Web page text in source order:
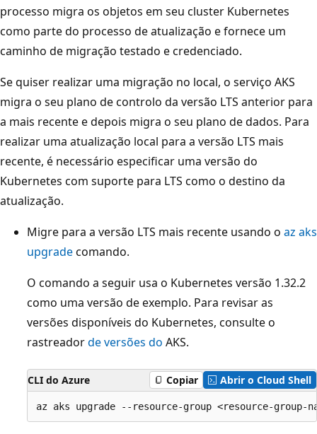
processo migra os objetos em seu cluster Kubernetes
como parte do processo de atualização e fornece um
caminho de migração testado e credenciado.
Se quiser realizar uma migração no local, o serviço AKS
migra o seu plano de controlo da versão LTS anterior para
a mais recente e depois migra o seu plano de dados. Para
realizar uma atualização local para a versão LTS mais
recente, é necessário especificar uma versão do
Kubernetes com suporte para LTS como o destino da
atualização.
Migre para a versão LTS mais recente usando o az aks
upgradecomando.
O comando a seguir usa o Kubernetes versão 1.32.2
como uma versão de exemplo. Para revisar as
versões disponíveis do Kubernetes, consulte o
rastreadorde versões do AKS.
CLI do Azure Copiar Abrir o Cloud Shell